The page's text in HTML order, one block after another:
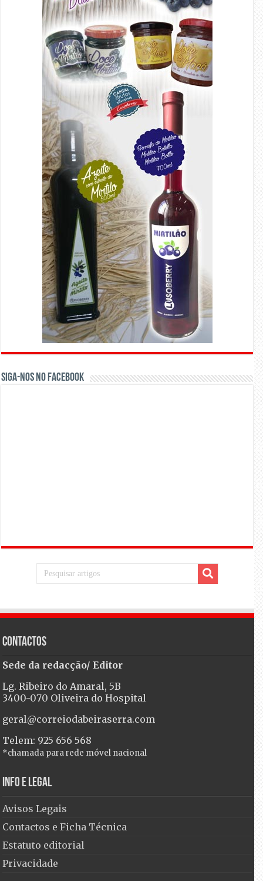
Siga-nos no Facebook
Contactos
Sede da redacção/ Editor
Lg. Ribeiro do Amaral, 5B
3400-070 Oliveira do Hospital
geral@correiodabeiraserra.com
Telem: 925 656 568
*chamada para rede móvel nacional
Info e Legal
Avisos Legais
Contactos e Ficha Técnica
Estatuto editorial
Privacidade